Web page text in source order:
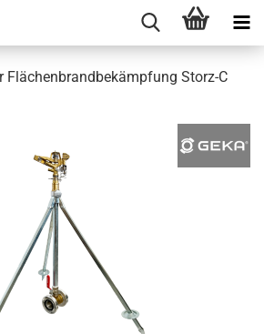
Flächenbrandbekämpfung Storz-C